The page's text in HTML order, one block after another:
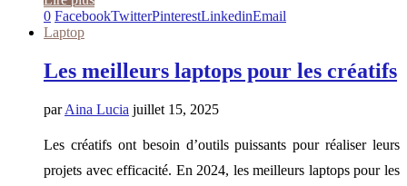
0 FacebookTwitterPinterestLinkedinEmail
Laptop
Les meilleurs laptops pour les créatifs
parAina Lucia juillet 15, 2025
Les créatifs ont besoin d’outils puissants pour réaliser leurs
projets avec efficacité. En 2024, les meilleurs laptops pour les